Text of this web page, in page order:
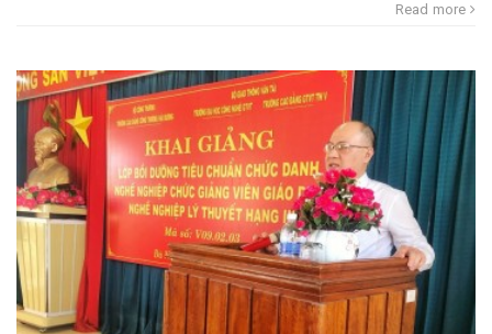
Read more